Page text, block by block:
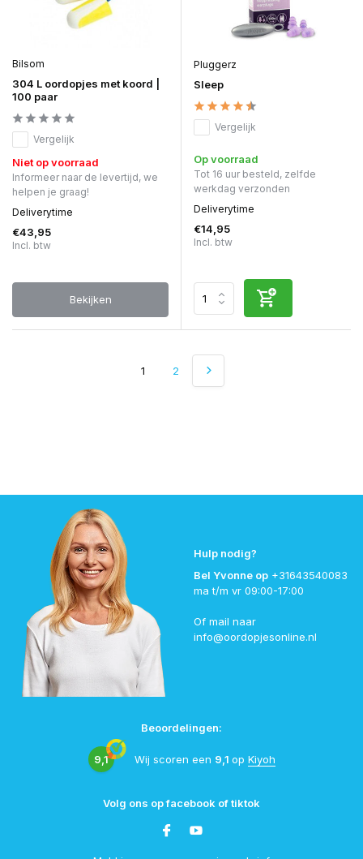
Bilsom
304 L oordopjes met koord |
100 paar
Vergelijk
Niet op voorraad
Informeer naar de levertijd, we
helpen je graag!
Deliverytime
€43,95
Incl. btw
Bekijken
Pluggerz
Sleep
Vergelijk
Op voorraad
Tot 16 uur besteld, zelfde
werkdag verzonden
Deliverytime
€14,95
Incl. btw
1 2
Hulp nodig?
Bel Yvonne op +31643540083
ma t/m vr 09:00-17:00
Of mail naar
info@oordopjesonline.nl
Beoordelingen:
9,1 Wij scoren een 9,1 op Kiyoh
Volg ons op facebook of tiktok